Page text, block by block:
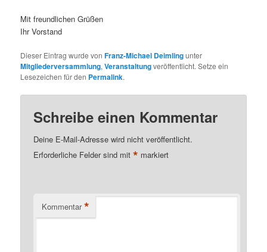
Mit freundlichen Grüßen
Ihr Vorstand
Dieser Eintrag wurde vonFranz-Michael Deimlingunter
Mitgliederversammlung,Veranstaltungveröffentlicht. Setze ein
Lesezeichen für den Permalink.
Schreibe einen Kommentar
Deine E-Mail-Adresse wird nicht veröffentlicht.
Erforderliche Felder sind mit* markiert
Kommentar *